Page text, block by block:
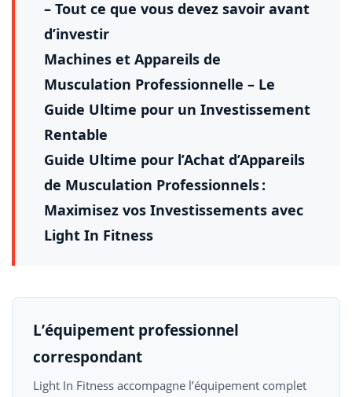
– Tout ce que vous devez savoir avant
d’investir
Machines et Appareils de
Musculation Professionnelle – Le
Guide Ultime pour un Investissement
Rentable
Guide Ultime pour l’Achat d’Appareils
de Musculation Professionnels :
Maximisez vos Investissements avec
Light In Fitness
L’équipement professionnel
correspondant
Light In Fitness accompagne l’équipement complet